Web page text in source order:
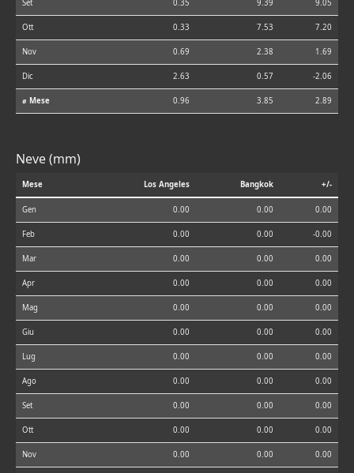
Set 0.35 9.39 9.05
Ott 0.33 7.53 7.20
Nov 0.69 2.38 1.69
Dic 2.63 0.57 -2.06
⌀ Mese 0.96 3.85 2.89
Neve (mm)
Mese Los Angeles Bangkok +/-
Gen 0.00 0.00 0.00
Feb 0.00 0.00 -0.00
Mar 0.00 0.00 0.00
Apr 0.00 0.00 0.00
Mag 0.00 0.00 0.00
Giu 0.00 0.00 0.00
Lug 0.00 0.00 0.00
Ago 0.00 0.00 0.00
Set 0.00 0.00 0.00
Ott 0.00 0.00 0.00
Nov 0.00 0.00 0.00